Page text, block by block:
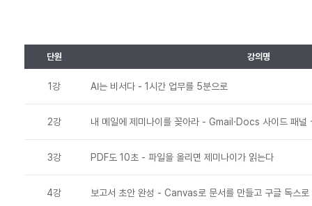
단원 강의명
1강 AI는 비서다 - 1시간 업무를 5분으로
2강 내 메일에 제미나이를 꽂아라 - Gmail·Docs 사이드 패널
3강 PDF도 10초 - 파일을 올리면 제미나이가 읽는다
4강 보고서 초안 완성 - Canvas로 문서를 만들고 구글 독스로